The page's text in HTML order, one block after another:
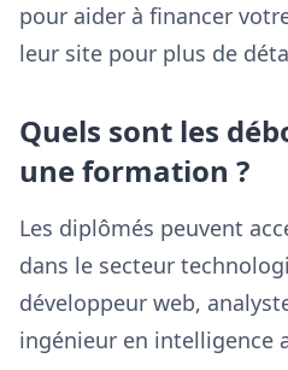
pour aider à financer
leur site pour plus de
Quels sont les
une formation ?
Les diplômés peuvent
dans le secteur
développeur web,
ingénieur en intelligence